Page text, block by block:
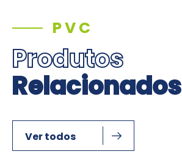
PVC
Produtos
Relacionados
Ver todos